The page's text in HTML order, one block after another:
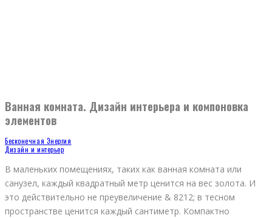
Ванная комната. Дизайн интерьера и компоновка
элементов
Бесконечная Энергия
Дизайн и интерьер
В маленьких помещениях, таких как ванная комната или
санузел, каждый квадратный метр ценится на вес золота. И
это действительно не преувеличение & 8212; в тесном
пространстве ценится каждый сантиметр. Компактно